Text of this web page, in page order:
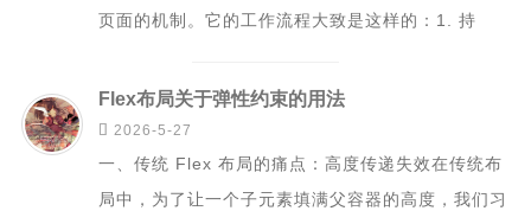
页面的机制。它的工作流程大致是这样的：1. 持
Flex布局关于弹性约束的用法
 2026-5-27
一、传统 Flex 布局的痛点：高度传递失效在传统布
局中，为了让一个子元素填满父容器的高度，我们习
rust基础学习笔记
小说
游戏开发日志
更多